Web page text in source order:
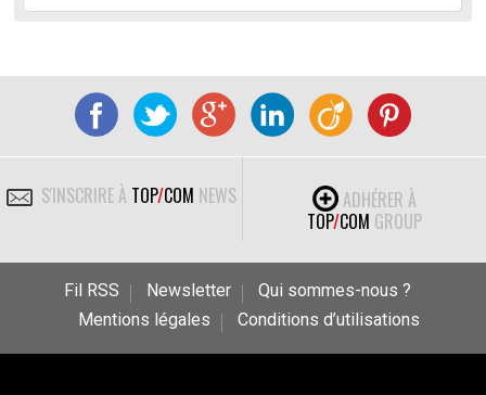
S'INSCRIRE À TOP/COM NEWS
ADHÉRER À
TOP/COM GROUP
Fil RSS Newsletter
Qui sommes-nous ?
Mentions légales
Conditions d’utilisations